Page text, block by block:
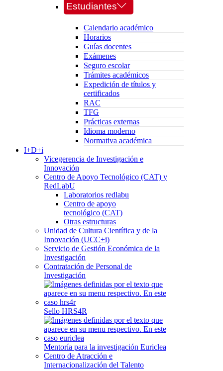
Estudiantes
Calendario académico
Horarios
Guías docentes
Exámenes
Seguro escolar
Trámites académicos
Expedición de títulos y
certificados
RAC
TFG
Prácticas externas
Idioma moderno
Normativa académica
I+D+i
Vicegerencia de Investigación e
Innovación
Centro de Apoyo Tecnológico (CAT) y
RedLabU
Laboratorios redlabu
Centro de apoyo
tecnológico (CAT)
Otras estructuras
Unidad de Cultura Científica y de la
Innovación (UCC+i)
Servicio de Gestión Económica de la
Investigación
Contratación de Personal de
Investigación
Sello HRS4R
Mentoría para la investigación Euriclea
Centro de Atracción e
Internacionalización del Talento